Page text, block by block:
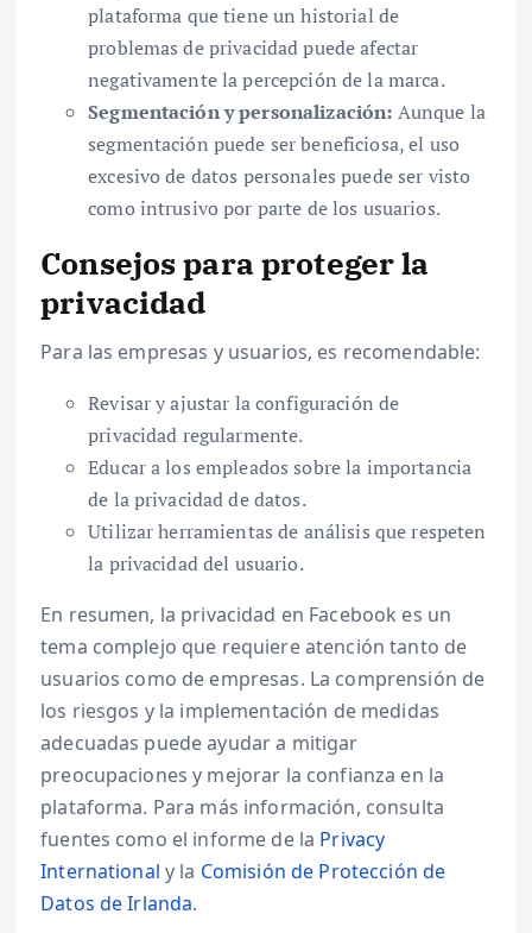
plataforma que tiene un historial de
problemas de privacidad puede afectar
negativamente la percepción de la marca.
Segmentación y personalización: Aunque la
segmentación puede ser beneficiosa, el uso
excesivo de datos personales puede ser visto
como intrusivo por parte de los usuarios.
Consejos para proteger la
privacidad
Para las empresas y usuarios, es recomendable:
Revisar y ajustar la configuración de
privacidad regularmente.
Educar a los empleados sobre la importancia
de la privacidad de datos.
Utilizar herramientas de análisis que respeten
la privacidad del usuario.
En resumen, la privacidad en Facebook es un
tema complejo que requiere atención tanto de
usuarios como de empresas. La comprensión de
los riesgos y la implementación de medidas
adecuadas puede ayudar a mitigar
preocupaciones y mejorar la confianza en la
plataforma. Para más información, consulta
fuentes como el informe de la Privacy
International y la Comisión de Protección de
Datos de Irlanda.